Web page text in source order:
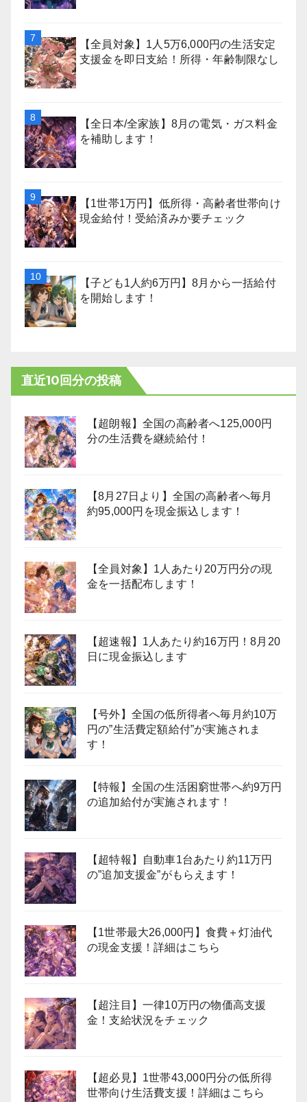
【全員対象】1人5万6,000円の生活安定
支援金を即日支給！所得・年齢制限なし
【全日本/全家族】8月の電気・ガス料金
を補助します！
【1世帯1万円】低所得・高齢者世帯向け
現金給付！受給済みか要チェック
【子ども1人約6万円】8月から一括給付
を開始します！
直近10回分の投稿
【超朗報】全国の高齢者へ125,000円
分の生活費を継続給付！
【8月27日より】全国の高齢者へ毎月
約95,000円を現金振込します！
【全員対象】1人あたり20万円分の現
金を一括配布します！
【超速報】1人あたり約16万円！8月20
日に現金振込します
【号外】全国の低所得者へ毎月約10万
円の”生活費定額給付”が実施されま
す！
【特報】全国の生活困窮世帯へ約9万円
の追加給付が実施されます！
【超特報】自動車1台あたり約11万円
の”追加支援金”がもらえます！
【1世帯最大26,000円】食費＋灯油代
の現金支援！詳細はこちら
【超注目】一律10万円の物価高支援
金！支給状況をチェック
【超必見】1世帯43,000円分の低所得
世帯向け生活費支援！詳細はこちら